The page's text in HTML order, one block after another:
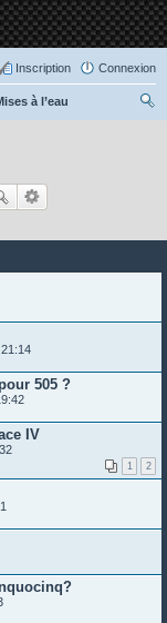
Connexion
Inscription
à l’eau
505 ?
IV
1 2